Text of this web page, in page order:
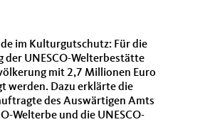
im Kulturgutschutz: Für die
der UNESCO-Welterbestätte
mit 2,7 Millionen Euro
werden. Dazu erklärte die
des Auswärtigen Amts
Welterbe und die UNESCO-